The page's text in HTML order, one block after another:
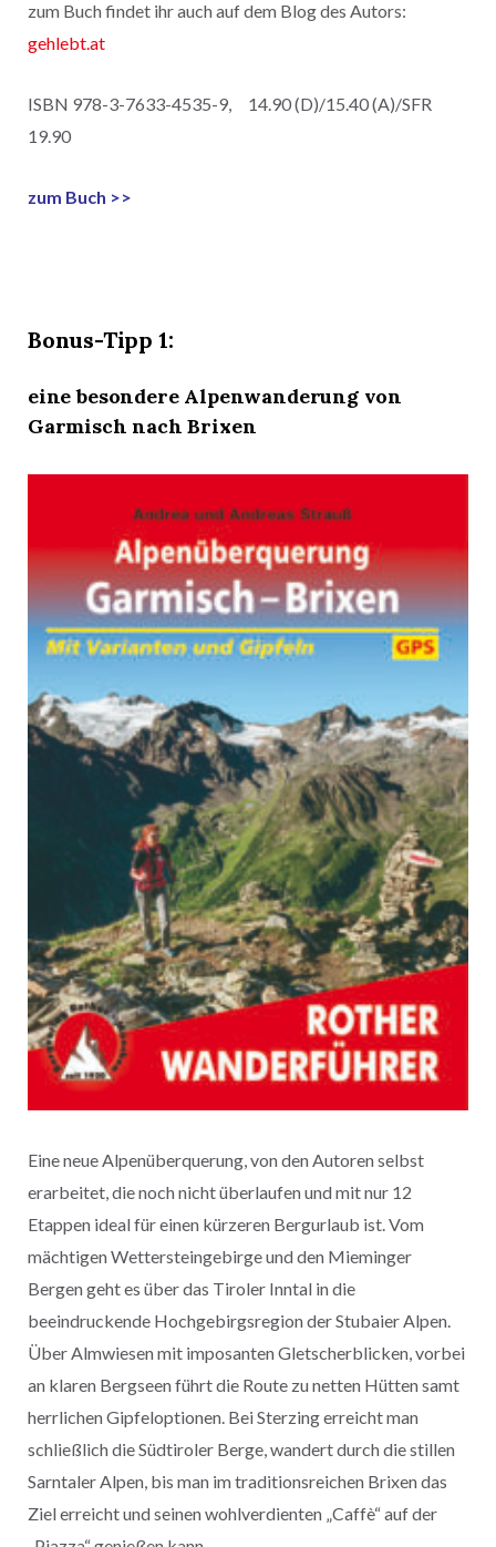
zum Buch findet ihr auch auf dem Blog des Autors:
gehlebt.at
ISBN 978-3-7633-4535-9, 14.90 (D)/15.40 (A)/SFR
19.90
zum Buch >>
Bonus-Tipp 1:
eine besondere Alpenwanderung von
Garmisch nach Brixen
Eine neue Alpenüberquerung, von den Autoren selbst
erarbeitet, die noch nicht überlaufen und mit nur 12
Etappen ideal für einen kürzeren Bergurlaub ist. Vom
mächtigen Wettersteingebirge und den Mieminger
Bergen geht es über das Tiroler Inntal in die
beeindruckende Hochgebirgsregion der Stubaier Alpen.
Über Almwiesen mit imposanten Gletscherblicken, vorbei
an klaren Bergseen führt die Route zu netten Hütten samt
herrlichen Gipfeloptionen. Bei Sterzing erreicht man
schließlich die Südtiroler Berge, wandert durch die stillen
Sarntaler Alpen, bis man im traditionsreichen Brixen das
Ziel erreicht und seinen wohlverdienten „Caffè“ auf der